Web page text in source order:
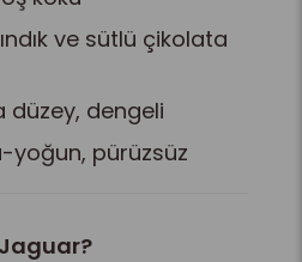
ve sütlü çikolata
düzey, dengeli
yoğun, pürüzsüz